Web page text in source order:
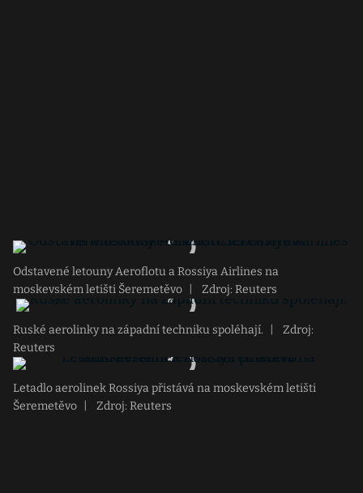
Odstavené letouny Aeroflotu a Rossiya Airlines na
moskevském letišti Šeremetěvo
Zdroj: Reuters
Ruské aerolinky na západní techniku spoléhají.
Zdroj:
Reuters
Letadlo aerolinek Rossiya přistává na moskevském letišti
Šeremetěvo
Zdroj: Reuters